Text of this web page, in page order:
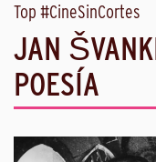
Top #CineSinCortes
JAN
POESÍA